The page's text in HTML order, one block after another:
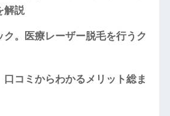
解説
ク。医療レーザー脱毛を行うク
コミからわかるメリット総ま